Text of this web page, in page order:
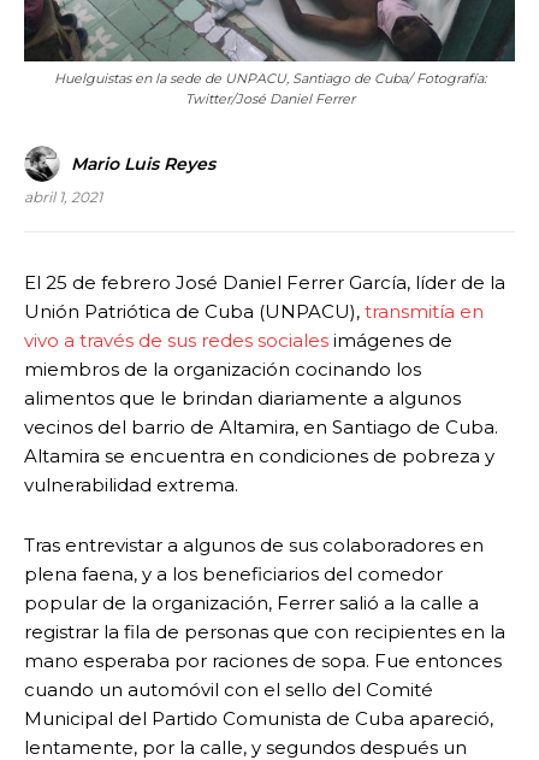
Huelguistas en la sede de UNPACU, Santiago de Cuba/ Fotografía:
Twitter/José Daniel Ferrer
Mario Luis Reyes
abril 1, 2021
El 25 de febrero José Daniel Ferrer García, líder de la
Unión Patriótica de Cuba (UNPACU), transmitía en
vivo a través de sus redes sociales imágenes de
miembros de la organización cocinando los
alimentos que le brindan diariamente a algunos
vecinos del barrio de Altamira, en Santiago de Cuba.
Altamira se encuentra en condiciones de pobreza y
vulnerabilidad extrema.
Tras entrevistar a algunos de sus colaboradores en
plena faena, y a los beneficiarios del comedor
popular de la organización, Ferrer salió a la calle a
registrar la fila de personas que con recipientes en la
mano esperaba por raciones de sopa. Fue entonces
cuando un automóvil con el sello del Comité
Municipal del Partido Comunista de Cuba apareció,
lentamente, por la calle, y segundos después un